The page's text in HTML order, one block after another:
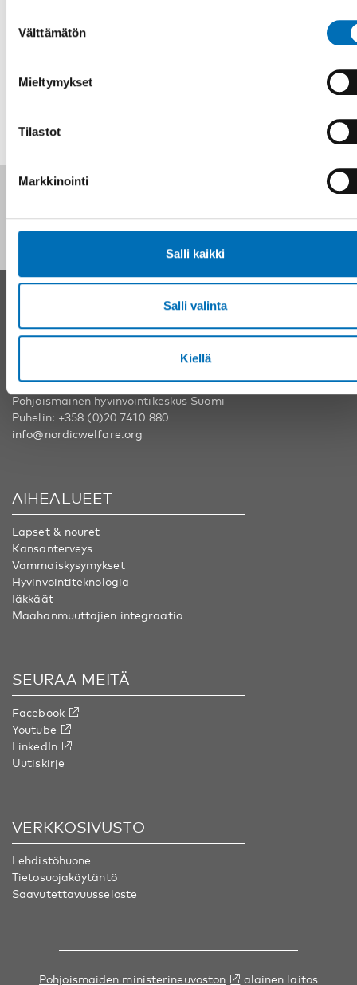
valinta
Välttämätön
Mieltymykset
Tilastot
Markkinointi
Salli kaikki
Salli valinta
Kiellä
nordiska myndigheterna tar större hänsyn till personer med
funktionsnedsätt [...]
Seuraa meitä sosiaalisessa mediassa:
Nordens välfärdscenter Ruotsi
Pohjoismainen hyvinvointikeskus Suomi
Puhelin: +358 (0)20 7410 880
info@nordicwelfare.org
AIHEALUEET
Lapset & nouret
Kansanterveys
Vammaiskysymykset
Hyvinvointiteknologia
Iäkkäät
Maahanmuuttajien integraatio
SEURAA MEITÄ
Facebook
Youtube
LinkedIn
Uutiskirje
VERKKOSIVUSTO
Lehdistöhuone
Tietosuojakäytäntö
Saavutettavuusseloste
Pohjoismaiden ministerineuvoston alainen laitos